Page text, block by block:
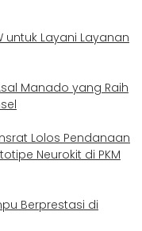
untuk Layani Layanan
Manado yang Raih
Lolos Pendanaan
Neurokit di PKM
Berprestasi di